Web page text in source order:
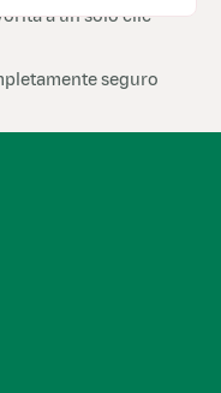
a un solo clic
seguro